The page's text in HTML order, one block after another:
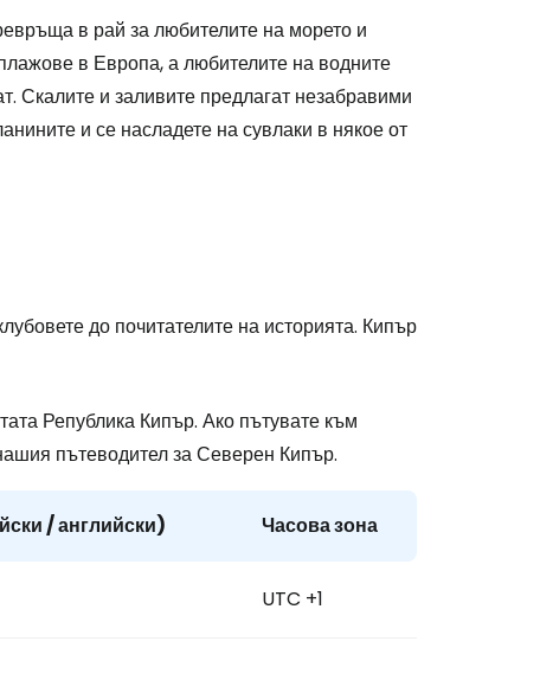
в рай за любителите на морето и
в Европа, а любителите на водните
Скалите и заливите предлагат незабравими
и се насладете на сувлаки в някое от
до почитателите на историята. Кипър
Република Кипър. Ако пътувате към
пътеводител за Северен Кипър.
/ английски) Часова зона
UTC +1
с имейл